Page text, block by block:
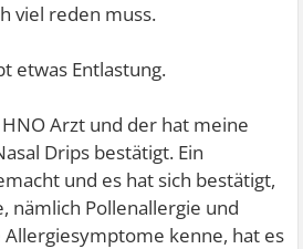
viel reden muss.
etwas Entlastung.
Arzt und der hat meine
Drips bestätigt. Ein
und es hat sich bestätigt,
nämlich Pollenallergie und
Allergiesymptome kenne, hat es